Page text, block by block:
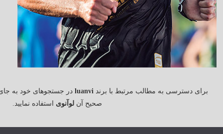
برای دسترسی به مطالب مرتبط با برندluanvi در جستجوهای خود به
صحیح آنلوآنوی استفاده نمایید.